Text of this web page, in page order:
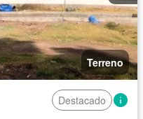
Terreno
Destacado